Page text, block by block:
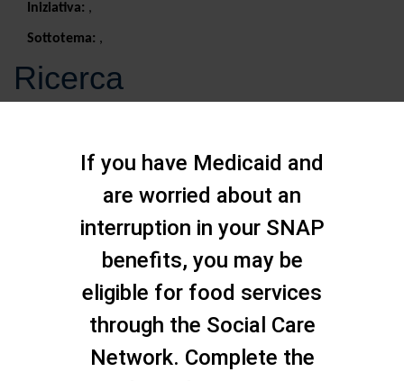
Iniziativa: ,
Sottotema: ,
Ricerca
If you have Medicaid and
are worried about an
interruption in your SNAP
benefits, you may be
eligible for food services
through the Social Care
Network. Complete the